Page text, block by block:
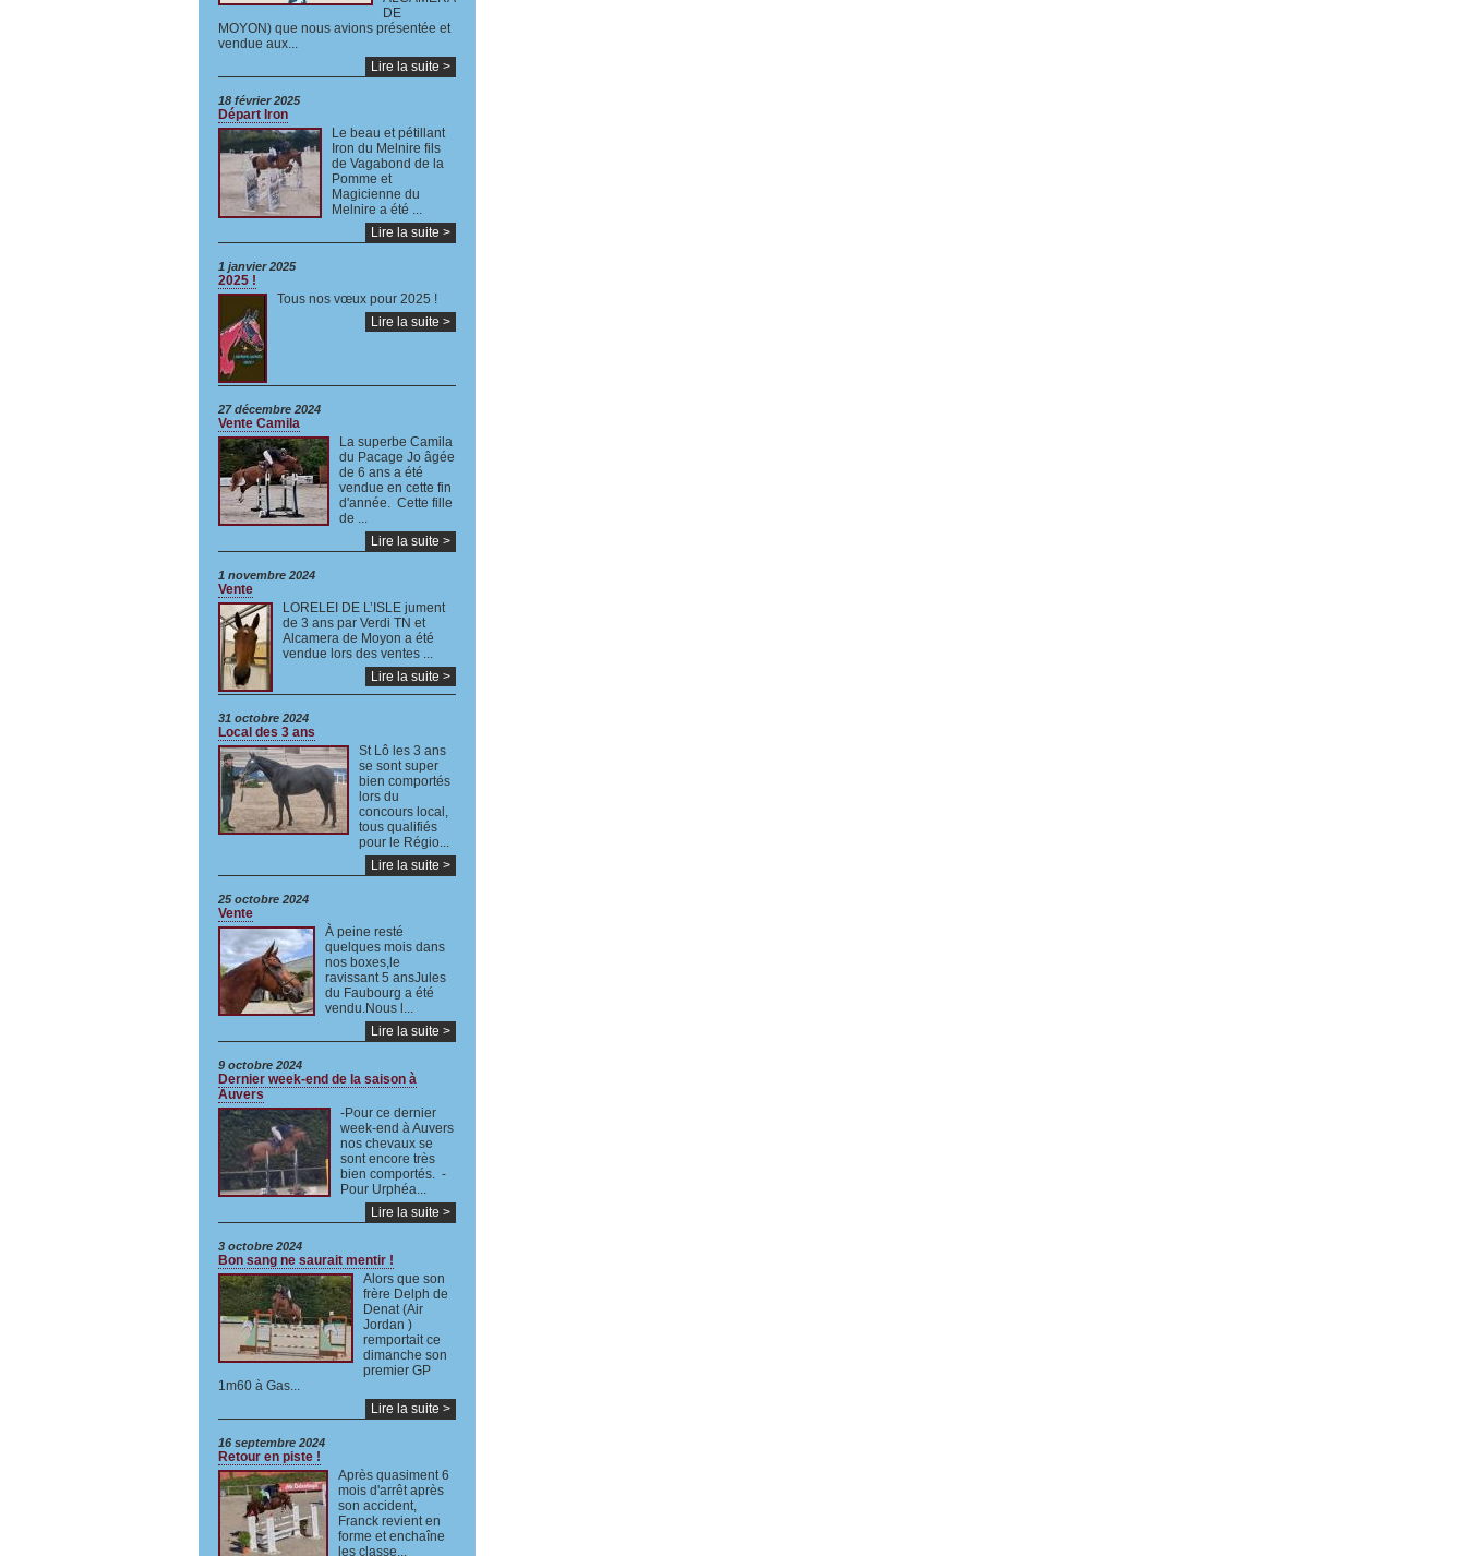
DE
MOYON) que nous avions présentée et
vendue aux...
Lire la suite >
18 février 2025
Départ Iron
Le beau et pétillant
Iron du Melnire fils
de Vagabond de la
Pomme et
Magicienne du
Melnire a été ...
Lire la suite >
1 janvier 2025
2025 !
Tous nos vœux pour 2025 !
Lire la suite >
27 décembre 2024
Vente Camila
La superbe Camila
du Pacage Jo âgée
de 6 ans a été
vendue en cette fin
d'année. Cette fille
de ...
Lire la suite >
1 novembre 2024
Vente
LORELEI DE L’ISLE jument
de 3 ans par Verdi TN et
Alcamera de Moyon a été
vendue lors des ventes ...
Lire la suite >
31 octobre 2024
Local des 3 ans
St Lô les 3 ans
se sont super
bien comportés
lors du
concours local,
tous qualifiés
pour le Régio...
Lire la suite >
25 octobre 2024
Vente
À peine resté
quelques mois dans
nos boxes,le
ravissant 5 ansJules
du Faubourg a été
vendu.Nous l...
Lire la suite >
9 octobre 2024
Dernier week-end de la saison à
Auvers
-Pour ce dernier
week-end à Auvers
nos chevaux se
sont encore très
bien comportés. -
Pour Urphéa...
Lire la suite >
3 octobre 2024
Bon sang ne saurait mentir !
Alors que son
frère Delph de
Denat (Air
Jordan )
remportait ce
dimanche son
premier GP
1m60 à Gas...
Lire la suite >
16 septembre 2024
Retour en piste !
Après quasiment 6
mois d'arrêt après
son accident,
Franck revient en
forme et enchaîne
les classe...